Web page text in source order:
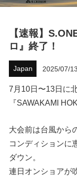
【速報】
ロ』終了！
Japan 2025/07/13
7月10日〜13日に
『SAWAKAMI
大会前は台風から
コンディションに
ダウン。
連日オンショアが
製品情報
試合
イベント・リ